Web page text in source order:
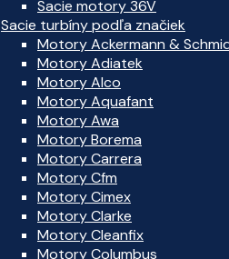
Sacie motory 36V
Sacie turbíny podľa značiek
Motory Ackermann &
Motory Adiatek
Motory Alco
Motory Aquafant
Motory Awa
Motory Borema
Motory Carrera
Motory Cfm
Motory Cimex
Motory Clarke
Motory Cleanfix
Motory Columbus